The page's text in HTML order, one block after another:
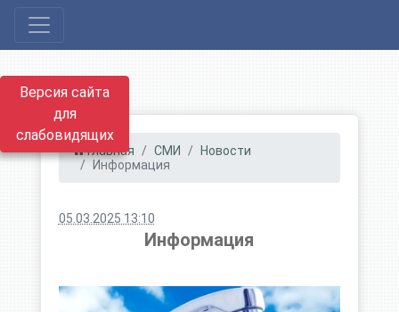
Версия сайта
для
слабовидящих
Главная СМИ
Новости
Информация
05.03.2025 13:10
Информация